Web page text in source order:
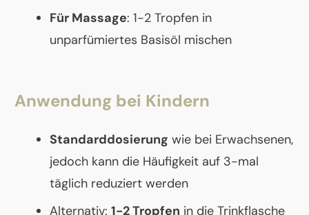
Für Massage: 1-2 Tropfen in
unparfümiertes Basisöl mischen
Anwendung bei Kindern
Standarddosierung wie bei Erwachsenen,
jedoch kann die Häufigkeit auf 3-mal
täglich reduziert werden
Alternativ: 1-2 Tropfen in die Trinkflasche